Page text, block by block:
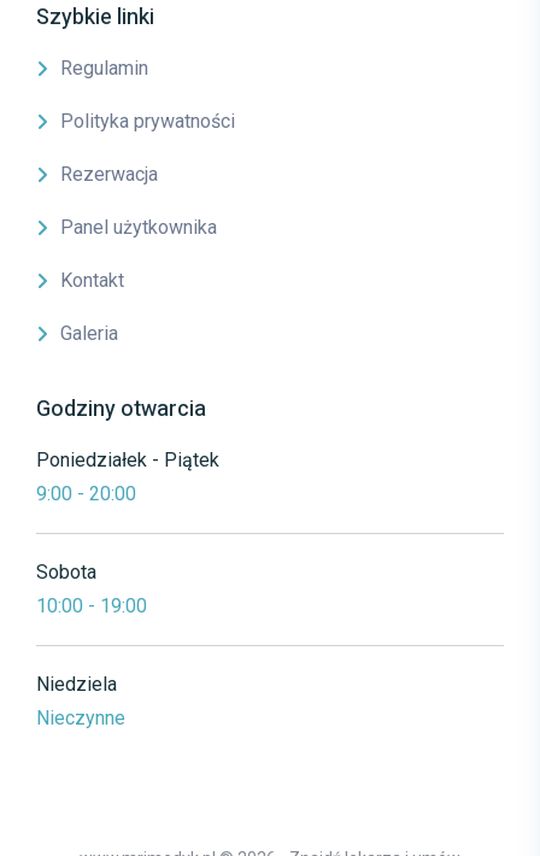
Szybkie linki
Regulamin
Polityka prywatności
Rezerwacja
Panel użytkownika
Kontakt
Galeria
Godziny otwarcia
Poniedziałek - Piątek
9:00 - 20:00
Sobota
10:00 - 19:00
Niedziela
Nieczynne